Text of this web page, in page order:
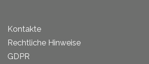
Kontakte
Rechtliche Hinweise
GDPR